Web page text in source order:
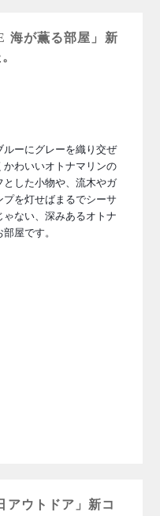
海が薫る部屋」新
ルーにグレーを織り交ぜ
わいいオトナマリンの
した小物や、流木やガ
を灯せばまるでシーサ
ない、深みあるオトナ
屋です。
ウトドア」新コ